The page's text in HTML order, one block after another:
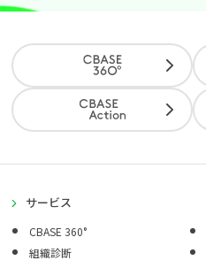
サービス
CBASE 360°
組織診断